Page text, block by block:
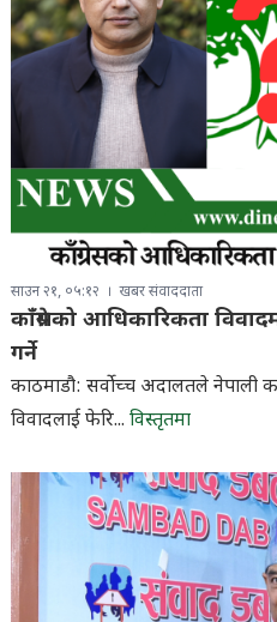
साउन २१, ०५:१२ खबर संवाददाता
काँग्रेसको आधिकारिकता
गर्ने
काठमाडौ: सर्वोच्च अदालतले नेपाली
विवादलाई फेरि... विस्तृतमा